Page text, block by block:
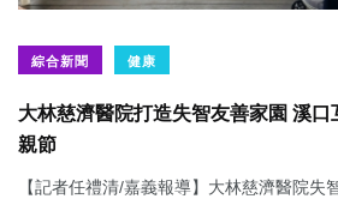
綜合新聞 健康
大林慈濟醫院打造失智友善家園 溪
親節
【記者任禮清/嘉義報導】大林慈濟醫院失